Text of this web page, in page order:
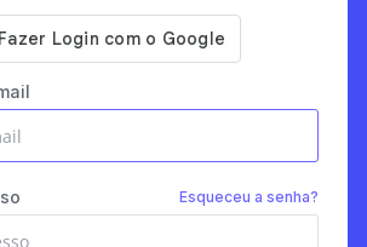
Esqueceu a senha?